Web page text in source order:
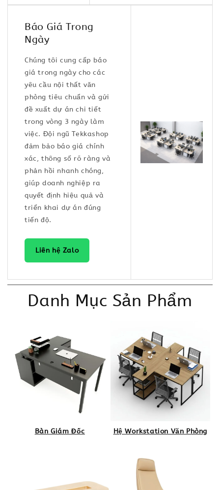
Báo Giá Trong
Ngày
Chúng tôi cung cấp báo
giá trong ngày cho các
yêu cầu nội thất văn
phòng tiêu chuẩn và gửi
đề xuất dự án chi tiết
trong vòng 3 ngày làm
việc. Đội ngũ Tekkashop
đảm bảo báo giá chính
xác, thông số rõ ràng và
phản hồi nhanh chóng,
giúp doanh nghiệp ra
quyết định hiệu quả và
triển khai dự án đúng
tiến độ.
Liên hệ Zalo
Danh Mục Sản Phẩm
Bàn Giám Đốc Hệ Workstation Văn Phòng